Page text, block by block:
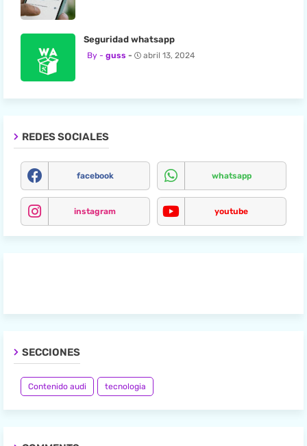
Seguridad whatsapp
guss abril 13, 2024
REDES SOCIALES
facebook whatsapp
instagram youtube
SECCIONES
Contenido audi tecnologia